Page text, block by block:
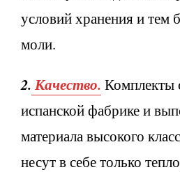
условий хранения и тем
моли.
2. Качество. Комплекты
испанской фабрике и
материала высокого
несут в себе только